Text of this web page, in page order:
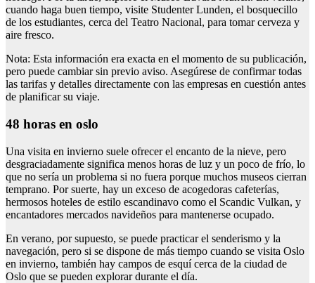
cuando haga buen tiempo, visite Studenter Lunden, el bosquecillo
de los estudiantes, cerca del Teatro Nacional, para tomar cerveza y
aire fresco.
Nota: Esta información era exacta en el momento de su publicación,
pero puede cambiar sin previo aviso. Asegúrese de confirmar todas
las tarifas y detalles directamente con las empresas en cuestión antes
de planificar su viaje.
48 horas en oslo
Una visita en invierno suele ofrecer el encanto de la nieve, pero
desgraciadamente significa menos horas de luz y un poco de frío, lo
que no sería un problema si no fuera porque muchos museos cierran
temprano. Por suerte, hay un exceso de acogedoras cafeterías,
hermosos hoteles de estilo escandinavo como el Scandic Vulkan, y
encantadores mercados navideños para mantenerse ocupado.
En verano, por supuesto, se puede practicar el senderismo y la
navegación, pero si se dispone de más tiempo cuando se visita Oslo
en invierno, también hay campos de esquí cerca de la ciudad de
Oslo que se pueden explorar durante el día.